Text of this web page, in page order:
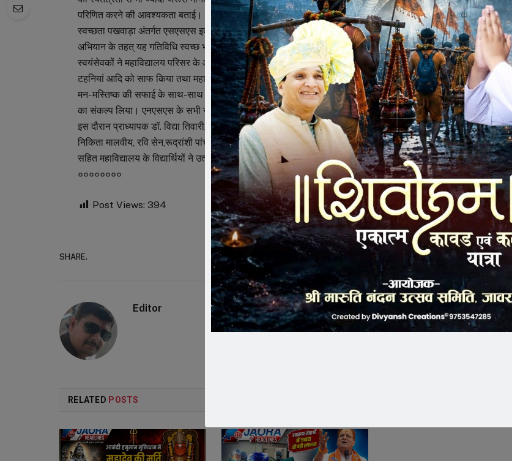
परिणित करने की आवश्यकता बताई।
स्वच्छता पखवाड़ा अंतर्गत एसएसएस इकाई के स्वयं सेवकों ने स्वच्छ परिसर अभियान चलाकर महाविद्यालय परिसर में स्वच्छता
अभियान के तहत् यह गतिविधि स्वच्छ भारत मिशन अंतर्गत चल रहे स्वच्छता पखवाडें के अन्तर्गत सम्पन्न की गई। रासेयो के
स्वयंसेवकों ने महाविद्यालय परिसर के आसपास पसरी गंदगी, प्लास्टिक, गाजर घास, अनावश्यक कागज-पत्थर, पेड़-पौधों की सूखी
टहनियां आदि को साफ किया तथा महाविद्यालय के अन्य सभी विद्यार्थियों को स्वच्छता का महत्व बताते हुए अपने शरीर की सफाई ,
मन- मस्तिष्क की सफाई के साथ-साथ घर-परिसर,गांव-गली व मोहल्ले आदि को साफ रखने का संदेश दिया और गंदगी मुक्त परिसर
का संकल्प लिया। एनएसएस के सभी स्वयंसेवकों ने हर वर्ष 100 घण्टे यानी हर सप्ताह में 2 घण्टे श्रमदान करने का प्रण भी लिया।
इस दौरान प्राध्यापक डॉ. विद्या तिवारी, डॉ. आभा सक्सेना , डॉ.समता मेहता, डॉ. रश्मि पाल, लवकुश पाटीदार के साथ रासेयो के
निकिता मालवीय, रवि सेन,रूद्रांशी पांचाल, नागेश्वर बॉस, रोहित सेन, निकिता धाकड़, भावना धाकड़, नमन यादव, शिवराज सिंह
सहित महाविद्यालय के विद्यार्थियों ने उत्साहपूर्वक सहभागिता की हैं।
००००००००
Post Views: 394
SHARE.
Facebook LinkedIn Tumblr Telegram
Editor
RELATED POSTS